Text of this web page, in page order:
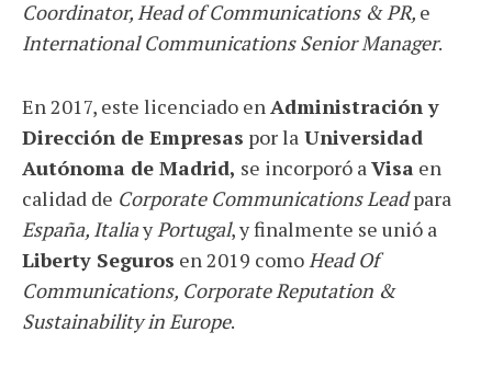
Coordinator, Head of Communications & PR, e
International Communications Senior Manager.
En 2017, este licenciado enAdministración y
Dirección de Empresas por la Universidad
Autónoma de Madrid, se incorporó aVisa en
calidad de Corporate Communications Leadpara
España, ItaliayPortugal, y finalmente se unió a
Liberty Seguros en 2019 comoHead Of
Communications, Corporate Reputation &
Sustainability in Europe.